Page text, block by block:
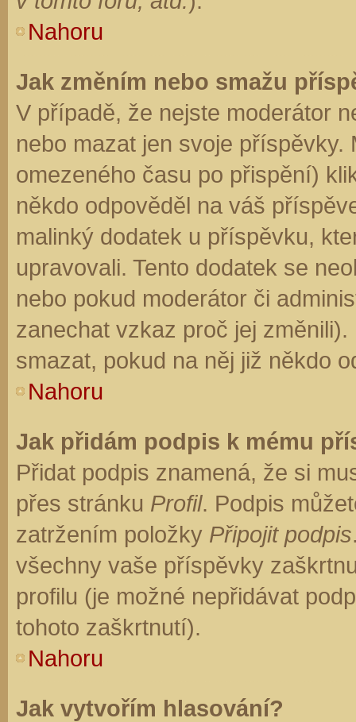
Nahoru
Jak změním nebo smažu
V případě, že nejste moderátor
nebo mazat jen svoje
omezeného času po přispění)
někdo odpověděl na váš
malinký dodatek u příspěvku,
upravovali. Tento dodatek se
nebo pokud moderátor či
zanechat vzkaz proč jej
smazat, pokud na něj již někdo
Nahoru
Jak přidám podpis k mému
Přidat podpis znamená, že si
přes stránku Profil. Podpis
zatržením položky Připojit podpis
všechny vaše příspěvky
profilu (je možné nepřidávat
tohoto zaškrtnutí).
Nahoru
Jak vytvořím hlasování?